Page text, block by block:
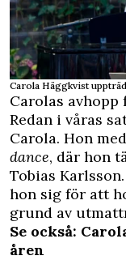
Carola Häggkvist
Carolas avhopp
Redan i våras
Carola. Hon
dance, där hon
Tobias Karlsson.
hon sig för att
grund av
Se också:
åren